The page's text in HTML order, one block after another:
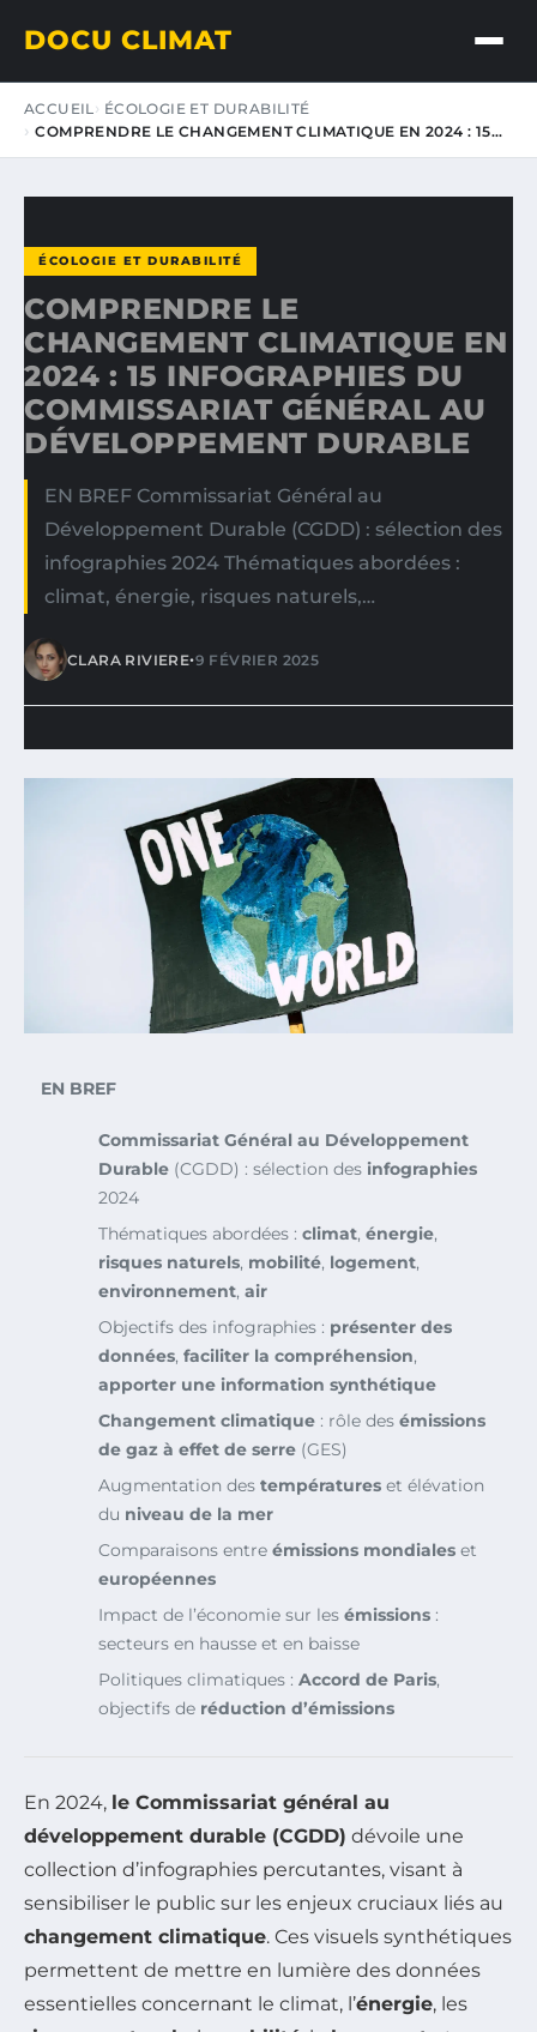
DOCU CLIMAT
ACCUEIL
ÉCOLOGIE ET DURABILITÉ
COMPRENDRE LE CHANGEMENT CLIMATIQUE EN 2024 : 15…
ÉCOLOGIE ET DURABILITÉ
COMPRENDRE LE
CHANGEMENT CLIMATIQUE EN
2024 : 15 INFOGRAPHIES DU
COMMISSARIAT GÉNÉRAL AU
DÉVELOPPEMENT DURABLE
EN BREF Commissariat Général au
Développement Durable (CGDD) : sélection des
infographies 2024 Thématiques abordées :
climat, énergie, risques naturels,…
CLARA RIVIERE•9 FÉVRIER 2025
EN BREF
Commissariat Général au Développement
Durable (CGDD) : sélection des infographies
2024
Thématiques abordées : climat, énergie,
risques naturels, mobilité, logement,
environnement, air
Objectifs des infographies : présenter des
données, faciliter la compréhension,
apporter une information synthétique
Changement climatique : rôle des émissions
de gaz à effet de serre (GES)
Augmentation des températures et élévation
du niveau de la mer
Comparaisons entre émissions mondiales et
européennes
Impact de l’économie sur les émissions :
secteurs en hausse et en baisse
Politiques climatiques : Accord de Paris,
objectifs de réduction d’émissions
En 2024, le Commissariat général au
développement durable (CGDD) dévoile une
collection d’infographies percutantes, visant à
sensibiliser le public sur les enjeux cruciaux liés au
changement climatique. Ces visuels synthétiques
permettent de mettre en lumière des données
essentielles concernant le climat, l’énergie, les